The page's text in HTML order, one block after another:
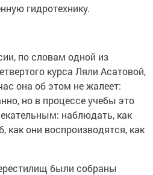
гидротехнику.
по словам одной из
курса Ляли Асатовой,
она об этом не жалеет:
но в процессе учебы это
наблюдать, как
как они воспроизводятся, как
были собраны